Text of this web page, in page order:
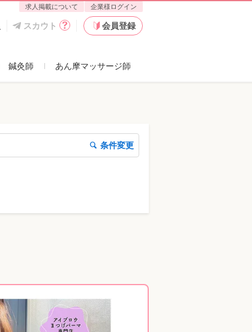
求人掲載について 企業様ログイン
スカウト 会員登録
鍼灸師 あん摩マッサージ師
条件変更